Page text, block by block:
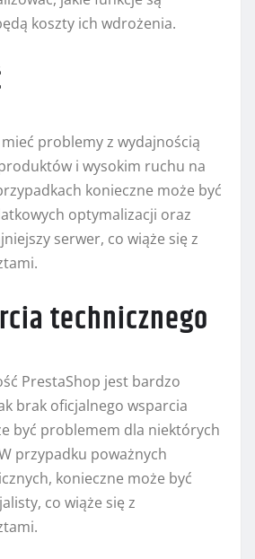
koszty ich wdrożenia.
problemy z wydajnością
i wysokim ruchu na
konieczne może być
optymalizacji oraz
serwer, co wiąże się z
technicznego
PrestaShop jest bardzo
brak oficjalnego wsparcia
być problemem dla niektórych
przypadku poważnych
konieczne może być
co wiąże się z